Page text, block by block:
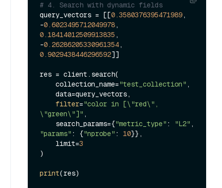
# 4. Search with dynamic fields
query_vectors = [[0.3580376395471989,
-0.6023495712049978
0.18414012509913835 ,
-0.26286205330961354
0.9029438446296592]]
res = client.search(
    collection_name=
"test_collection" ,
filter="color in [\"red\",
\"green\"]" ,
    search_params={
"metric_type" : "L2"
"params" : {"nprobe" : 10}},
    limit=
3
)
print(res)